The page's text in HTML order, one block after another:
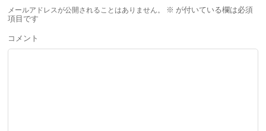
メールアドレスが公開されることはありません。 ※ が付いている欄は必須
項目です
コメント